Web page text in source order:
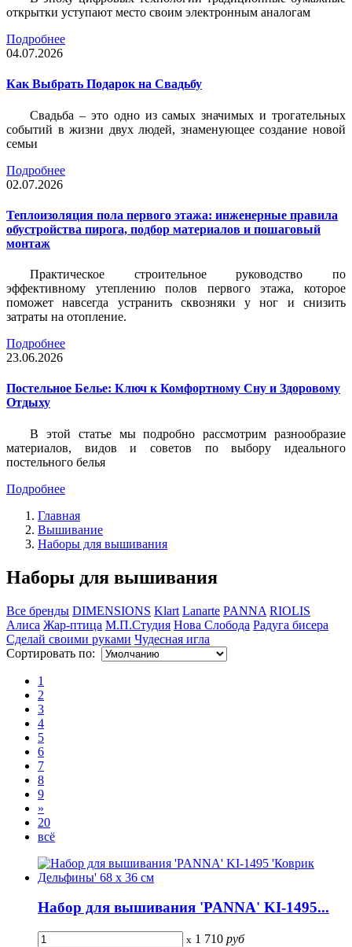
открытки уступают место своим электронным аналогам
Подробнее
04.07.2026
Как Выбрать Подарок на Свадьбу
Свадьба – это одно из самых значимых и трогательных
событий в жизни двух людей, знаменующее создание новой
семьи
Подробнее
02.07.2026
Теплоизоляция пола первого этажа: инженерные правила
обустройства пирога, подбор материалов и пошаговый
монтаж
Практическое строительное руководство по
эффективному утеплению полов первого этажа, которое
поможет навсегда устранить сквозняки у ног и снизить
затраты на отопление.
Подробнее
23.06.2026
Постельное Белье: Ключ к Комфортному Сну и Здоровому
Отдыху
В этой статье мы подробно рассмотрим разнообразие
материалов, видов и советов по выбору идеального
постельного белья
Подробнее
Главная
Вышивание
Наборы для вышивания
Наборы для вышивания
Все бренды DIMENSIONS Klart Lanarte PANNA RIOLIS
Алиса Жар-птица М.П.Студия Нова Слобода Радуга бисера
Сделай своими руками Чудесная игла
Сортировать по:
1
2
3
4
5
6
7
8
9
»
20
всё
Набор для вышивания 'PANNA' KI-1495...
x 1 710 руб